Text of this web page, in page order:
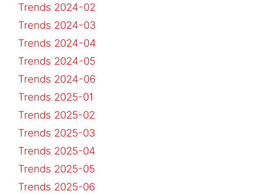
Trends 2024-02
Trends 2024-03
Trends 2024-04
Trends 2024-05
Trends 2024-06
Trends 2025-01
Trends 2025-02
Trends 2025-03
Trends 2025-04
Trends 2025-05
Trends 2025-06